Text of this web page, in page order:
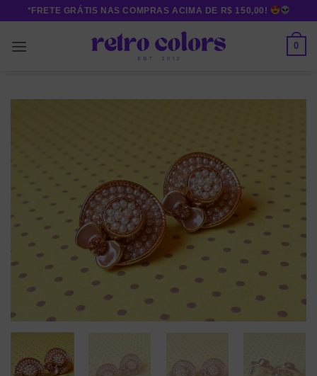
content
*FRETE GRÁTIS NAS COMPRAS ACIMA DE R$ 150,00!
0